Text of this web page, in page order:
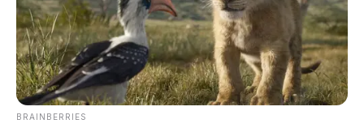
🕒 Dipublikasikan: 14 Mei 2026 | ✍️ Editor: Tim Redaksi
📍 REVIEW UNIT
BRAINBERRIES